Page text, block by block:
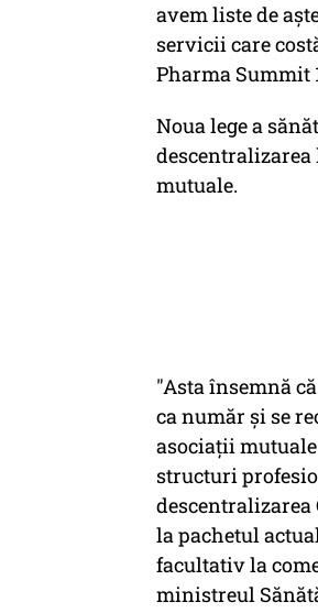
avem liste de
servicii care
Pharma Summit
Noua lege a
mutuale.
"Asta însemnă
ca număr şi se
asociaţii
structuri
descentralizarea
la pachetul
facultativ la
ministreul